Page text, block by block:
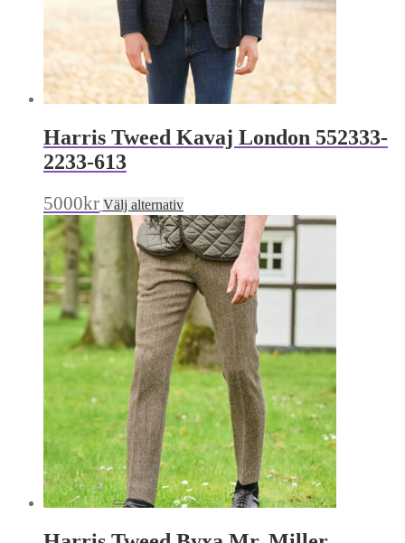
Harris Tweed Kavaj London 552333-
2233-613
5000kr Välj alternativDen
här
produkten
har
flera
varianter.
De
olika
alternativen
kan
väljas
produktsidan